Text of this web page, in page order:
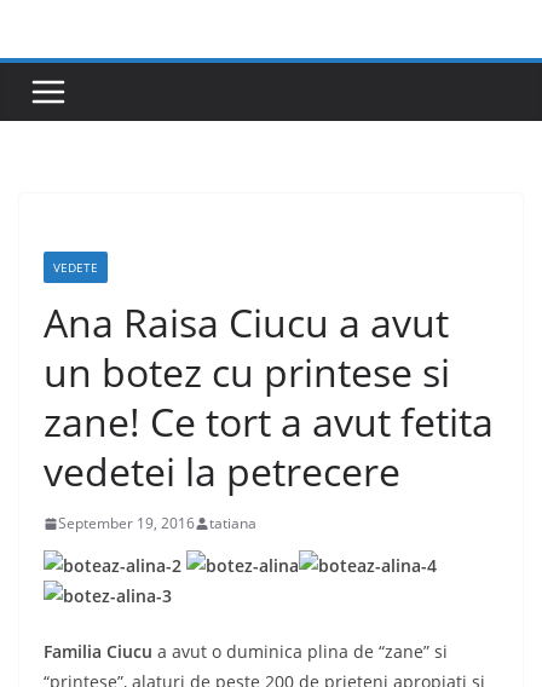
content
VEDETE
Ana Raisa Ciucu a avut
un botez cu printese si
zane! Ce tort a avut fetita
vedetei la petrecere
September 19, 2016 tatiana
Familia Ciucu a avut o duminica plina de “zane” si
“printese”, alaturi de peste 200 de prieteni apropiati si